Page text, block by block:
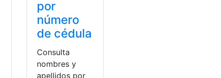
por
número
de cédula
Consulta
nombres y
apellidos por